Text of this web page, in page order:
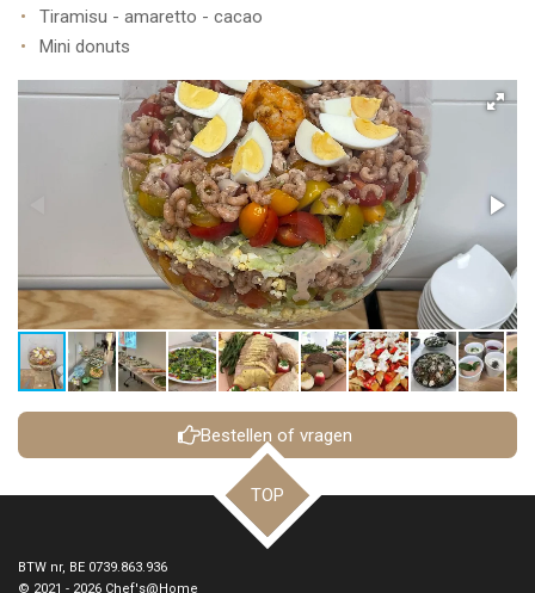
Tiramisu - amaretto - cacao
Mini donuts
Bestellen of vragen
TOP
BTW nr, BE 0739.863.936
© 2021 - 2026 Chef's@Home